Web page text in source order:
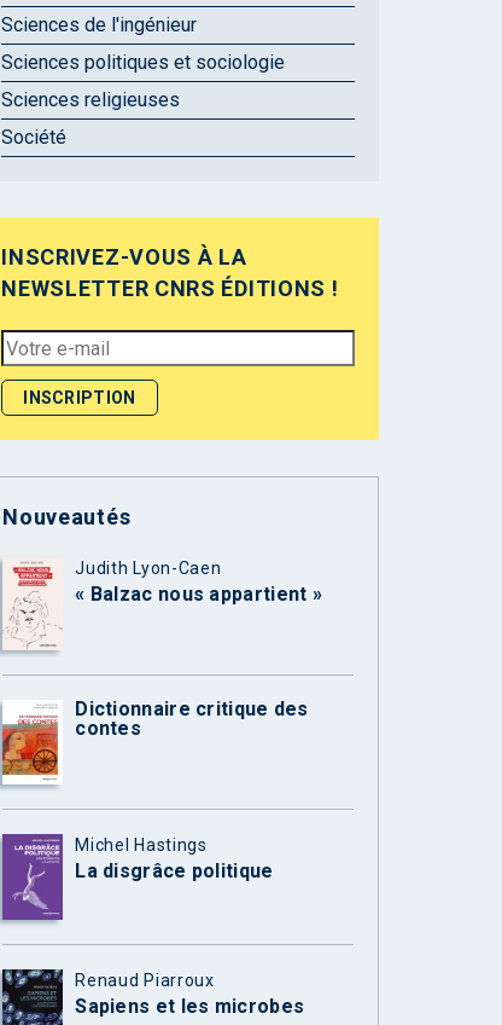
Sciences de l'ingénieur
Sciences politiques et sociologie
Sciences religieuses
Société
INSCRIVEZ-VOUS À LA
NEWSLETTER CNRS ÉDITIONS !
Nouveautés
Judith Lyon-Caen
« Balzac nous appartient »
Dictionnaire critique des
contes
Michel Hastings
La disgrâce politique
Renaud Piarroux
Sapiens et les microbes